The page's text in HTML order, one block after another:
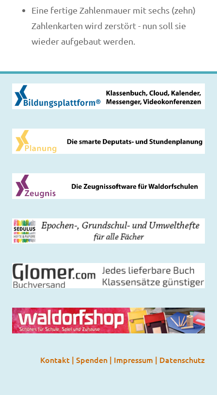
Eine fertige Zahlenmauer mit sechs (zehn)
Zahlenkarten wird zerstört - nun soll sie
wieder aufgebaut werden.
Kontakt | Spenden | Impressum | Datenschutz